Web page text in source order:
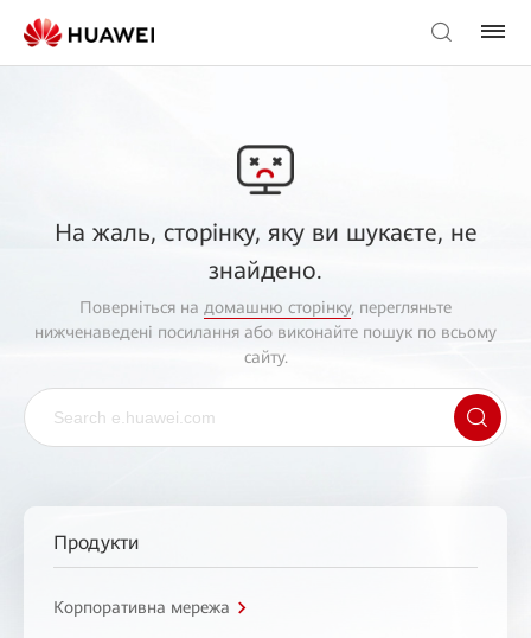
На жаль, сторінку, яку ви шукаєте, не
знайдено.
Поверніться на домашню сторінку, перегляньте
нижченаведені посилання або виконайте пошук по всьому
сайту.
Продукти
Корпоративна мережа